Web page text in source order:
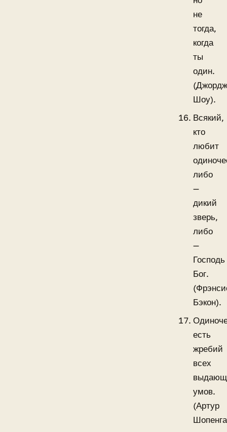
не
тогда,
когда
ты
один.
Шоу).
Всякий,
кто
любит
либо
—
дикий
зверь,
либо
—
Господь
Бог.
Бэкон).
есть
жребий
всех
умов.
(Артур